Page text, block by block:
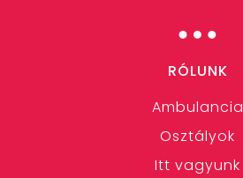
…
RÓLUNK
Ambulancia
Osztályok
Itt vagyunk